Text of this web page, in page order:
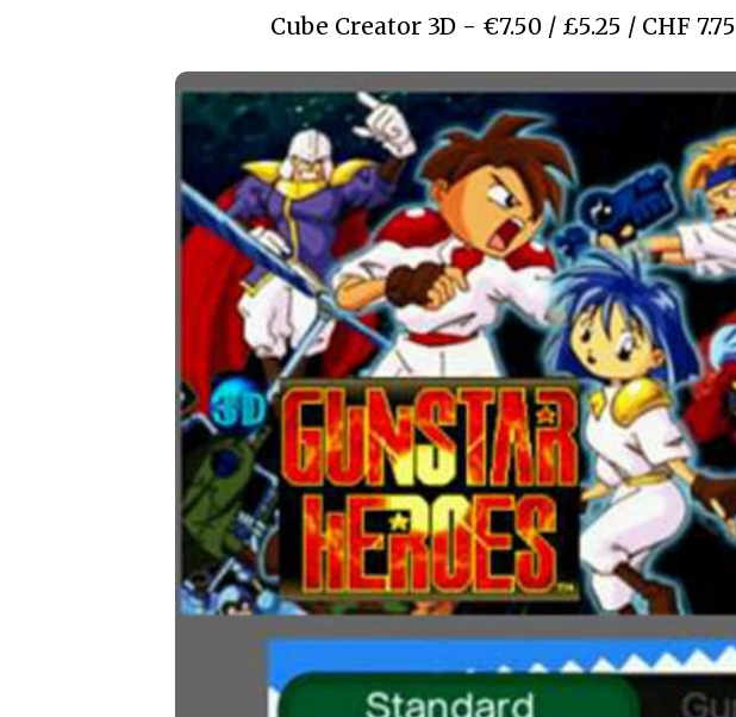
Cube Creator 3D - €7.50 / £5.25 / CHF 7.75